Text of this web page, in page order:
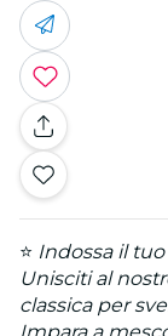
⭐ Indossa il
Unisciti al
classica per